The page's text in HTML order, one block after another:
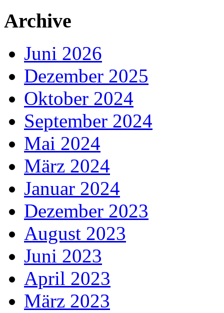
Archive
Juni 2026
Dezember 2025
Oktober 2024
September 2024
Mai 2024
März 2024
Januar 2024
Dezember 2023
August 2023
Juni 2023
April 2023
März 2023